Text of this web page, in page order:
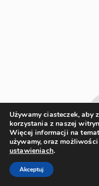
Używamy ciasteczek, aby
korzystania z naszej
Więcej informacji na
używamy, oraz
ustawieniach.
Akceptuj